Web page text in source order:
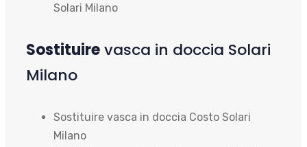
Solari Milano
Sostituirevasca in doccia Solari
Milano
Sostituire vasca in doccia Costo Solari
Milano